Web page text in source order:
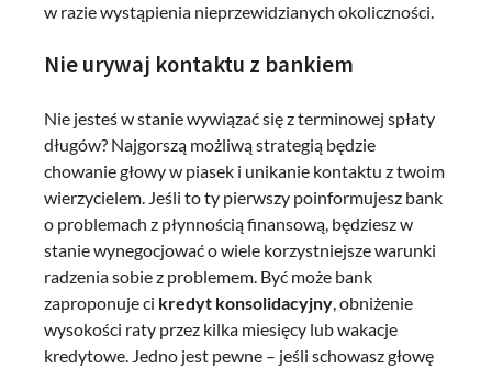
w razie wystąpienia nieprzewidzianych okoliczności.
Nie urywaj kontaktu z bankiem
Nie jesteś w stanie wywiązać się z terminowej spłaty
długów? Najgorszą możliwą strategią będzie
chowanie głowy w piasek i unikanie kontaktu z twoim
wierzycielem. Jeśli to ty pierwszy poinformujesz bank
o problemach z płynnością finansową, będziesz w
stanie wynegocjować o wiele korzystniejsze warunki
radzenia sobie z problemem. Być może bank
zaproponuje ci kredyt konsolidacyjny , obniżenie
wysokości raty przez kilka miesięcy lub wakacje
kredytowe. Jedno jest pewne – jeśli schowasz głowę